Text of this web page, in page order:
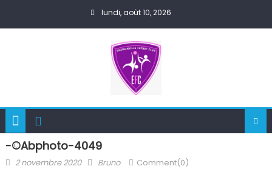
lundi, août 10, 2026
-©abphoto-4049
Posted
2 novembre 2020 Author
Bruno Comment(0)